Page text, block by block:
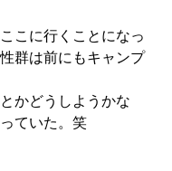
こに行くことになっ
群は前にもキャンプ
かどうしようかな
ていた。笑